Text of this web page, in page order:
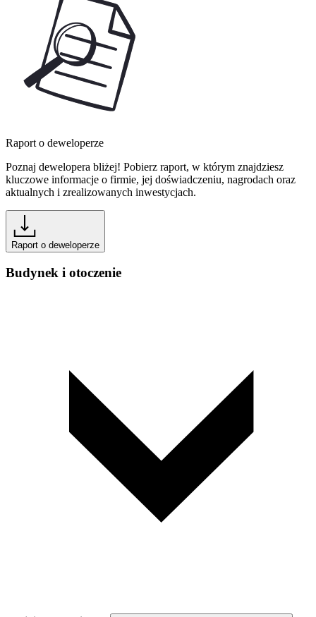
Raport o deweloperze
Poznaj dewelopera bliżej! Pobierz raport, w którym znajdziesz
kluczowe informacje o firmie, jej doświadczeniu, nagrodach oraz
aktualnych i zrealizowanych inwestycjach.
Raport o deweloperze
Budynek i otoczenie